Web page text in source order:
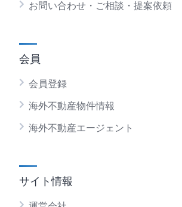
お問い合わせ・ご相談・提案依頼
会員
会員登録
海外不動産物件情報
海外不動産エージェント
サイト情報